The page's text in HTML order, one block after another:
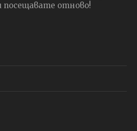
посещавате отново!